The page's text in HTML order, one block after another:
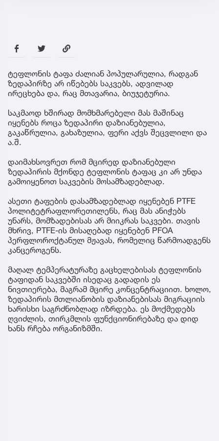
ტეფლონის ტაფა ძალიან პოპულარულია, რადგან
ზედაპირზე არ იწებებს საკვებს, ადვილად
ირეცხება და, რაც მთავარია, ბიუჯეტურია.
საკმაოდ ხშირად მომხმარებელი მას მაშინაც
იყენებს როცა ზედაპირი დაზიანებულია,
გაკაწრულია, გახაზულია, ფერი აქვს შეცვლილი და
ა.შ.
დაიმახსოვრეთ რომ მცირედ დაზიანებული
ზედაპირის მქონდე ტეფლონის ტაფაც კი არ უნდა
გამოიყენოთ საკვების მოსამზადებლად.
ასეთი ტაფების დასამზადებლად იყენებენ PTFE
პოლიტეტრაფლორეთილენს, რაც მას ანიჭებს
უნარს, მომზადებისას არ მიიკრას საკვები. თავის
მხრივ, PTFE-ის მისაღებად იყენებენ PFOA
პერფლოროქტანულ მჟავას, რომელიც წარმოადგენს
კანცეროგენს.
მაღალ ტემპერატურაზე გაცხელებისას ტეფლონის
ტაფიდან საკვებში ისედაც გადადის ეს
ნივთიერება, მაგრამ მცირე კონცენტრაციით. ხოლო,
ზედაპირის მთლიანობის დაზიანებისას მიგრაციის
ხარისხი საგრძნობლად იზრდება. ეს მოქმედებს
ღვიძლის, თირკმლის ფუნქციონირებაზე და დიდ
ხანს რჩება ორგანიზმში.